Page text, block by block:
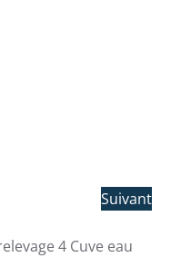
Suivant
4 Cuve eau